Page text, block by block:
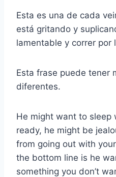
Esta es una de cada
está gritando y
lamentable y correr por
Esta frase puede tener
diferentes.
He might want to sleep
ready, he might be
from going out with
the bottom line is he
something you don’t